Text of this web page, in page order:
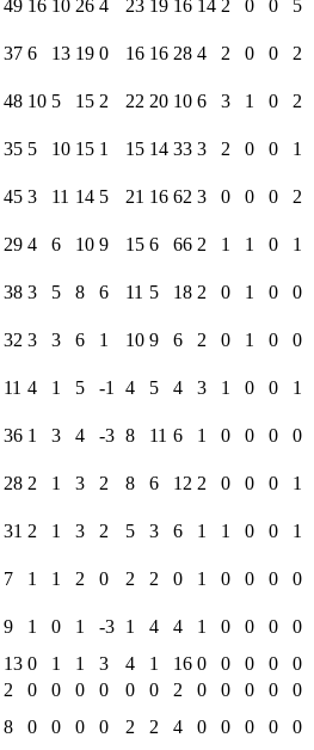
49 16 10 26 4 23 19 16 14 2 0 0
5
37 6 13 19 0 16 16 28 4 2 0 0
2
48 10 5 15 2 22 20 10 6 3 1 0
2
35 5 10 15 1 15 14 33 3 2 0 0
1
45 3 11 14 5 21 16 62 3 0 0 0
2
29 4 6 10 9 15 6 66 2 1 1 0
1
38 3 5 8 6 11 5 18 2 0 1 0
0
32 3 3 6 1 10 9 6 2 0 1 0
0
11 4 1 5 -1 4 5 4 3 1 0 0
1
36 1 3 4 -3 8 11 6 1 0 0 0
0
28 2 1 3 2 8 6 12 2 0 0 0
1
31 2 1 3 2 5 3 6 1 1 0 0
1
7 1 1 2 0 2 2 0 1 0 0 0
0
9 1 0 1 -3 1 4 4 1 0 0 0
0
13 0 1 1 3 4 1 16 0 0 0 0
0
2 0 0 0 0 0 0 2 0 0 0 0
0
8 0 0 0 0 2 2 4 0 0 0 0
0